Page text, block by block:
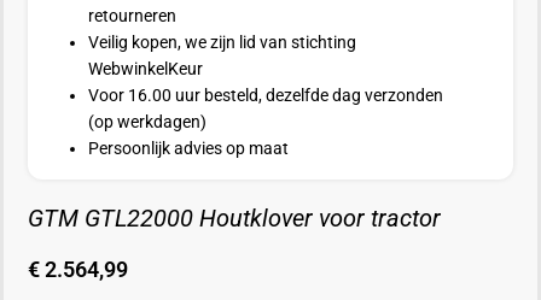
retourneren
Veilig kopen, we zijn lid van stichting
WebwinkelKeur
Voor 16.00 uur besteld, dezelfde dag verzonden
(op werkdagen)
Persoonlijk advies op maat
GTM GTL22000 Houtklover voor tractor
€2.564,99